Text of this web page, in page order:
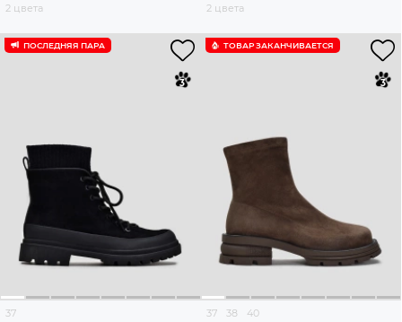
2 цвета
2 цвета
ПОСЛЕДНЯЯ ПАРА
37
ТОВАР ЗАКАНЧИВАЕТСЯ
37 38 40